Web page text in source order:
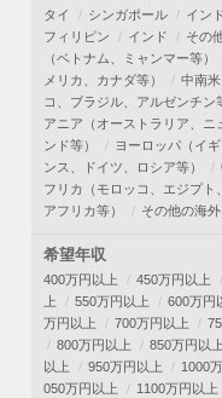
タイ
シンガポール
イン
フィリピン
インド
その
（ベトナム、ミャンマー等）
メリカ、カナダ等）
中南
コ、ブラジル、アルゼンチン
アニア（オーストラリア、ニ
ンド等）
ヨーロッパ（イ
ンス、ドイツ、ロシア等）
フリカ（モロッコ、エジプト
アフリカ等）
その他の海外
希望年収
400万円以上 450万円以上
上
550万円以上 600万円
万円以上
700万円以上
800万円以上
850万円以上
以上
950万円以上 1000
050万円以上
1100万円以上